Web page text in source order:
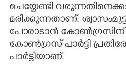
ചെയ്യേണ്ടി
മരിക്കുന്നതാണ്.
പോരാടാൻ കോൺഗ്രസിന്
കോൺഗ്രസ് പാർട്ടി
പാർട്ടിയാണ്.